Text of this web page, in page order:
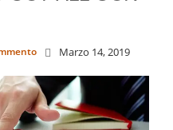
Marzo 14, 2019